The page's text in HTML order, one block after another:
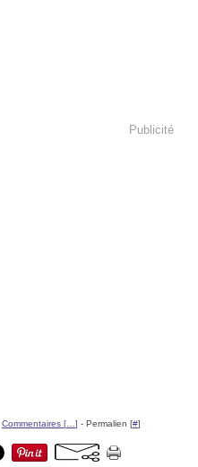
Publicité
Commentaires [ ] - Permalien [#]